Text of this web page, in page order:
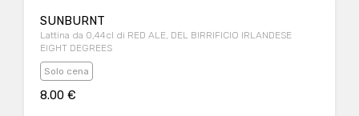
SUNBURNT
Lattina da 0,44cl di RED ALE, DEL BIRRIFICIO IRLANDESE
EIGHT DEGREES
Solo cena
8.00 €